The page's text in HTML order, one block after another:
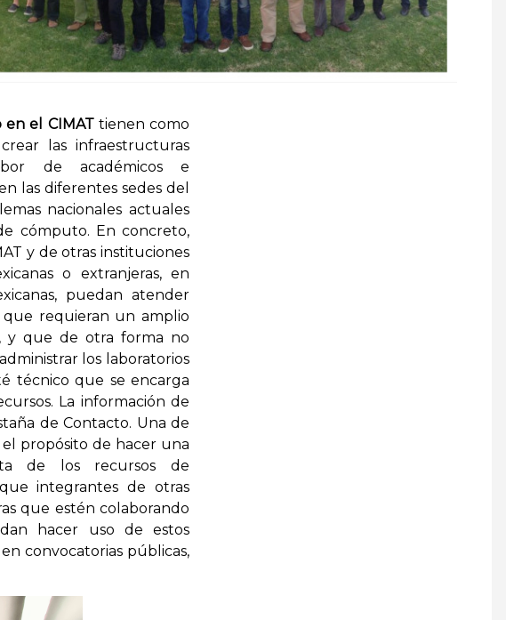
el CIMAT tienen como
las infraestructuras
de académicos e
las diferentes sedes del
nacionales actuales
cómputo. En concreto,
y de otras instituciones
o extranjeras, en
puedan atender
que requieran un amplio
y que de otra forma no
los laboratorios
técnico que se encarga
La información de
de Contacto. Una de
propósito de hacer una
de los recursos de
integrantes de otras
que estén colaborando
hacer uso de estos
convocatorias públicas,